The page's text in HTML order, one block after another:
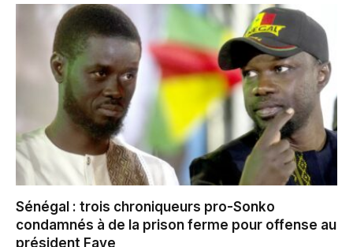
Sénégal : trois chroniqueurs pro-Sonko
condamnés à de la prison ferme pour offense au
président Faye